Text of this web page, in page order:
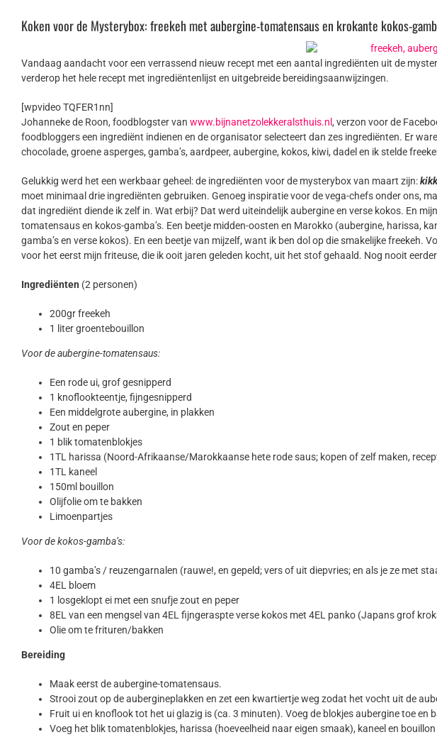
Koken voor de Mysterybox: freekeh met aubergine-tomatensaus en krokante kokos-
Vandaag aandacht voor een verrassend nieuw recept met een aantal ingrediënten uit de
verderop het hele recept met ingrediëntenlijst en uitgebreide bereidingsaanwijzingen.
​[wpvideo TQFER1nn]​
Johanneke de Roon, foodblogster van www.bijnanetzolekkeralsthuis.nl , verzon voor de
foodbloggers een ingrediënt indienen en de organisator selecteert dan zes ingrediënten. Er
chocolade, groene asperges, gamba’s, aardpeer, aubergine, kokos, kiwi, dadel en ik stelde
Gelukkig werd het een werkbaar geheel: de ingrediënten voor de mysterybox van maart zijn:
moet minimaal drie ingrediënten gebruiken. Genoeg inspiratie voor de vega-chefs onder ons,
dat ingrediënt diende ik zelf in. Wat erbij? Dat werd uiteindelijk aubergine en verse kokos. En
tomatensaus en kokos-gamba’s. Een beetje midden-oosten en Marokko (aubergine, harissa,
gamba’s en verse kokos). En een beetje van mijzelf, want ik ben dol op die smakelijke freekeh.
voor het eerst mijn friteuse, die ik ooit jaren geleden kocht, uit het stof gehaald. Nog nooit
Ingrediënten (2 personen)
200gr freekeh
1 liter groentebouillon
Voor de aubergine-tomatensaus:
Een rode ui, grof gesnipperd
1 knoflookteentje, fijngesnipperd
Een middelgrote aubergine, in plakken
Zout en peper
1 blik tomatenblokjes
1TL harissa (Noord-Afrikaanse/Marokkaanse hete rode saus; kopen of zelf maken,
1TL kaneel
150ml bouillon
Olijfolie om te bakken
Limoenpartjes
Voor de kokos-gamba’s:
10 gamba’s / reuzengarnalen (rauwe!, en gepeld; vers of uit diepvries; en als je ze met
4EL bloem
1 losgeklopt ei met een snufje zout en peper
8EL van een mengsel van 4EL fijngeraspte verse kokos met 4EL panko (Japans grof
Olie om te frituren/bakken
Bereiding
Maak eerst de aubergine-tomatensaus.
Strooi zout op de aubergineplakken en zet een kwartiertje weg zodat het vocht uit de
Fruit ui en knoflook tot het ui glazig is (ca. 3 minuten). Voeg de blokjes aubergine toe en
Voeg het blik tomatenblokjes, harissa (hoeveelheid naar eigen smaak), kaneel en